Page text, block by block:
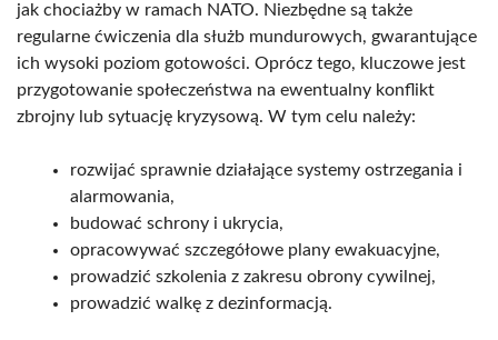
jak chociażby w ramach NATO. Niezbędne są także
regularne ćwiczenia dla służb mundurowych, gwarantujące
ich wysoki poziom gotowości. Oprócz tego, kluczowe jest
przygotowanie społeczeństwa na ewentualny konflikt
zbrojny lub sytuację kryzysową. W tym celu należy:
rozwijać sprawnie działające systemy ostrzegania i
alarmowania,
budować schrony i ukrycia,
opracowywać szczegółowe plany ewakuacyjne,
prowadzić szkolenia z zakresu obrony cywilnej,
prowadzić walkę z dezinformacją.